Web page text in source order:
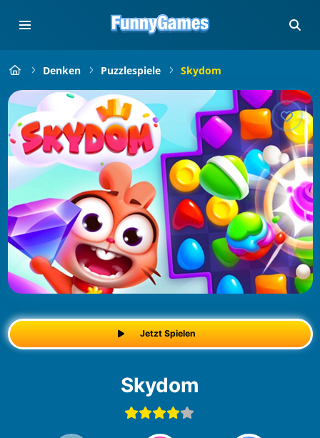
Denken Puzzlespiele Skydom
Jetzt Spielen
Skydom